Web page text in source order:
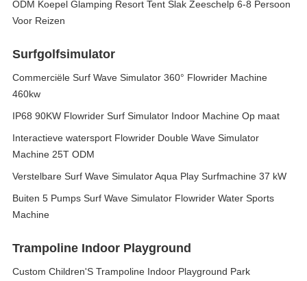
ODM Koepel Glamping Resort Tent Slak Zeeschelp 6-8 Persoon
Voor Reizen
Surfgolfsimulator
Commerciële Surf Wave Simulator 360° Flowrider Machine
460kw
IP68 90KW Flowrider Surf Simulator Indoor Machine Op maat
Interactieve watersport Flowrider Double Wave Simulator
Machine 25T ODM
Verstelbare Surf Wave Simulator Aqua Play Surfmachine 37 kW
Buiten 5 Pumps Surf Wave Simulator Flowrider Water Sports
Machine
Trampoline Indoor Playground
Custom Children'S Trampoline Indoor Playground Park